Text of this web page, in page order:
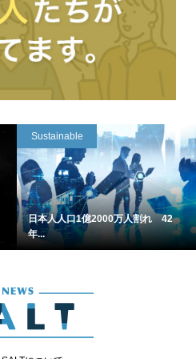
Sustainable
日本人人口1億2000万人割れ 42
年...